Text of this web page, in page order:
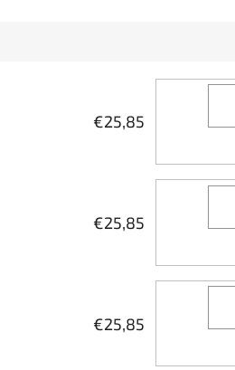
€25,85
€25,85
€25,85